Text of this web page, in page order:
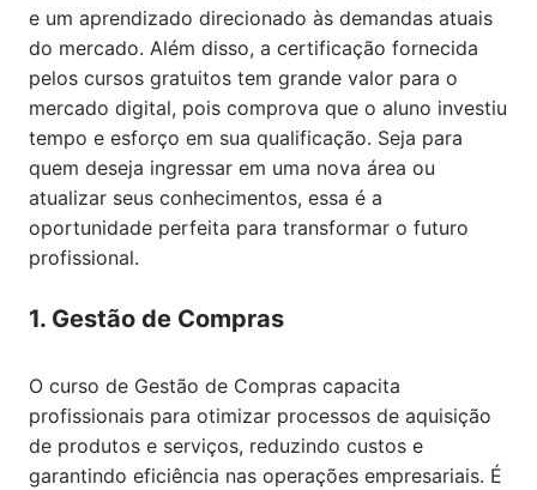
e um aprendizado direcionado às demandas atuais
do mercado. Além disso, a certificação fornecida
pelos cursos gratuitos tem grande valor para o
mercado digital, pois comprova que o aluno investiu
tempo e esforço em sua qualificação. Seja para
quem deseja ingressar em uma nova área ou
atualizar seus conhecimentos, essa é a
oportunidade perfeita para transformar o futuro
profissional.
1. Gestão de Compras
O curso de Gestão de Compras capacita
profissionais para otimizar processos de aquisição
de produtos e serviços, reduzindo custos e
garantindo eficiência nas operações empresariais. É